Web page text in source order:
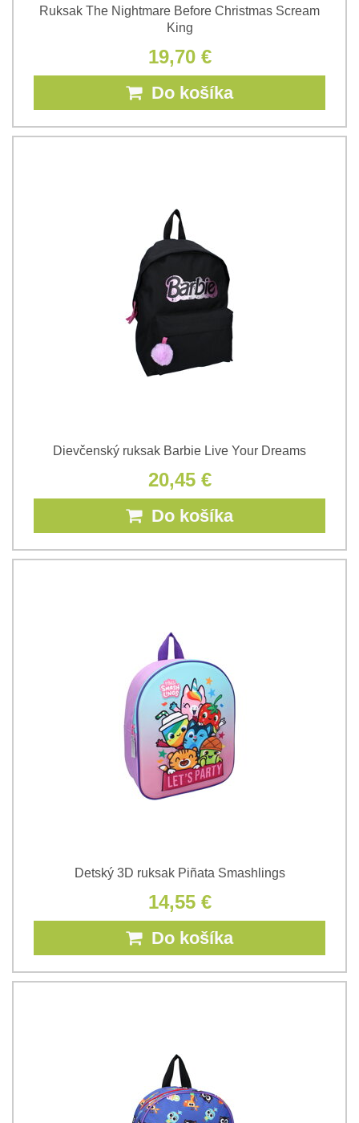
Ruksak The Nightmare Before Christmas Scream
King
19,70 €
Do košíka
Dievčenský ruksak Barbie Live Your Dreams
20,45 €
Do košíka
Detský 3D ruksak Piñata Smashlings
14,55 €
Do košíka